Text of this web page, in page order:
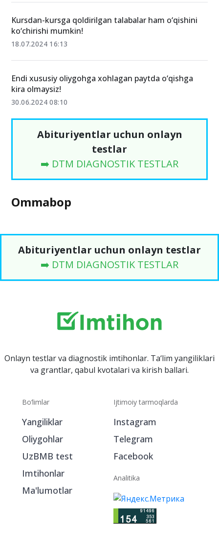
Kursdan-kursga qoldirilgan talabalar ham o‘qishini
ko‘chirishi mumkin!
18.07.2024 16:13
Endi xususiy oliygohga xohlagan paytda o‘qishga
kira olmaysiz!
30.06.2024 08:10
Abituriyentlar uchun onlayn
testlar
➡️ DTM DIAGNOSTIK TESTLAR
Ommabop
Abituriyentlar uchun onlayn testlar
➡️ DTM DIAGNOSTIK TESTLAR
Onlayn testlar va diagnostik imtihonlar. Ta‘lim yangiliklari
va grantlar, qabul kvotalari va kirish ballari.
Bo‘limlar
Yangiliklar
Oliygohlar
UzBMB test
Imtihonlar
Ma'lumotlar
Ijtimoiy tarmoqlarda
Instagram
Telegram
Facebook
Analitika